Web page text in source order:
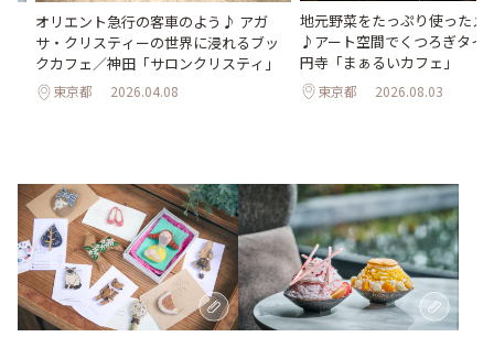
オリエント急行の客車のよう♪ アガ
サ・クリスティーの世界に浸れるブッ
クカフェ／神田「サロンクリスティ」
東京都 2026.04.08
地元野菜をたっぷり使ったメ
♪アート空間でくつろぎタイ
円寺「まぁるいカフェ」
東京都 2026.08.03